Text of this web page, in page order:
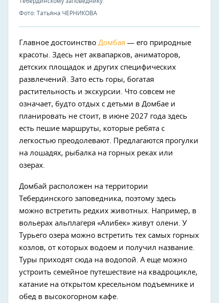
Фото: Татьяна ЧЕРНИКОВА
Главное достоинство Домбая — его природные
красоты. Здесь нет аквапарков, аниматоров,
детских площадок и других специфических
развлечений. Зато есть горы, богатая
растительность и экскурсии. Что совсем не
означает, будто отдых с детьми в Домбае и
планировать не стоит, в июне 2027 года здесь
есть пешие маршруты, которые ребята с
легкостью преодолевают. Предлагаются прогулки
на лошадях, рыбалка на горных реках или
озерах.
Домбай расположен на территории
Тебердинского заповедника, поэтому здесь
можно встретить редких животных. Например, в
вольерах альплагеря «Алибек» живут олени. У
Турьего озера можно встретить тех самых горных
козлов, от которых водоем и получил название.
Туры приходят сюда на водопой. А еще можно
устроить семейное путешествие на квадроцикле,
катание на открытом кресельном подъемнике и
обед в высокогорном кафе.